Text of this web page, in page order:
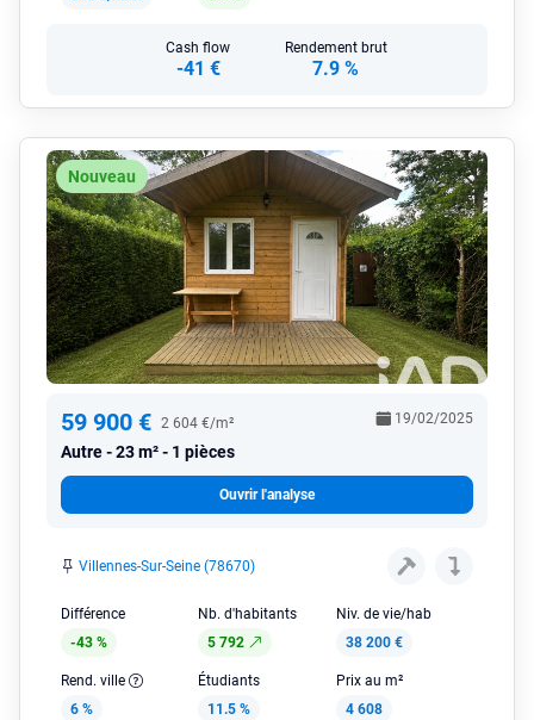
Cash flow
-41 €
Rendement brut
7.9 %
Nouveau
59 900 € 2 604 €/m²
Autre 23 m² - 1 pièces
19/02/2025
Ouvrir l'analyse
Villennes-Sur-Seine (78670)
Différence
-43 %
Nb. d'habitants
5 792
Niv. de vie/hab
38 200 €
Rend. ville
6 %
Étudiants
11.5 %
Prix au m²
4 608